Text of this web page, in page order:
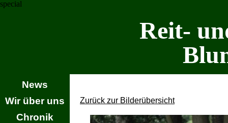
special
Reit-
News
Wir über uns
Chronik
Zurück zur Bilderübersicht